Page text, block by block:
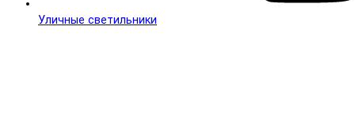
Уличные светильники